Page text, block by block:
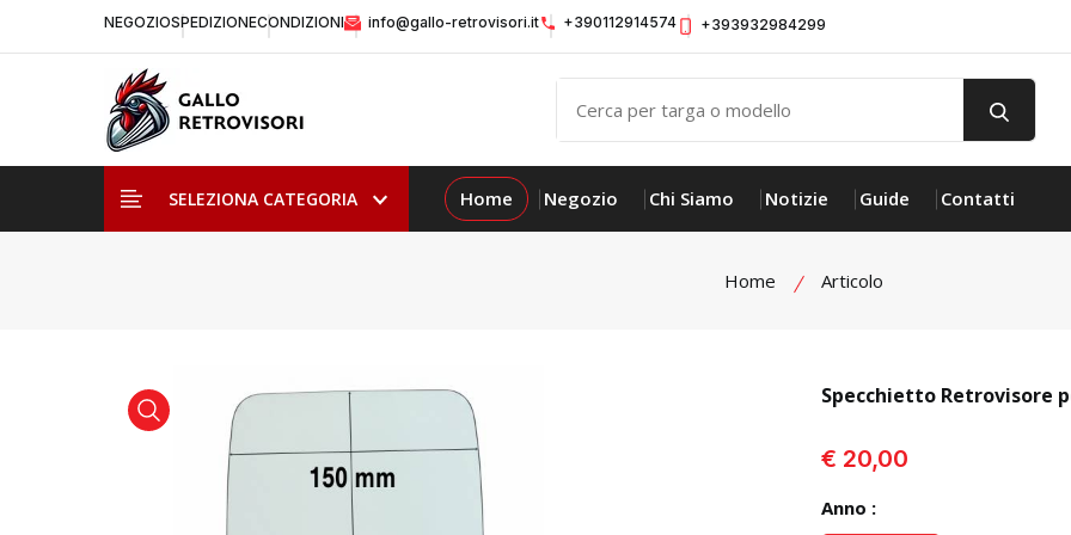
NEGOZIOSPEDIZIONECONDIZIONI info@gallo-retrovisori.it +390112914574 +393932984299
SELEZIONA CATEGORIA Home Negozio Chi Siamo Notizie Guide Contatti
Home Articolo
visualizza prodotto
Specchietto Retrovisore
€ 20,00
Anno :